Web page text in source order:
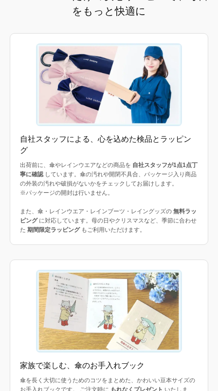
をもっと快適に
自社スタッフによる、心を込めた検品とラッピン
グ
出荷前に、傘やレインウエアなどの商品を 自社スタッフが1点1点丁
寧に確認しています。傘の汚れや開閉不具合、パッケージ入り商品
の外装の汚れや破損がないかをチェックしてお届けします。
※パッケージの開封は行いません。
また、傘・レインウエア・レインブーツ・レイングッズの 無料ラッ
ピングに対応しています。母の日やクリスマスなど、季節に合わせ
た 期間限定ラッピングもご利用いただけます。
家族で楽しむ、傘のお手入れブック
傘を長く大切に使うためのコツをまとめた、かわいい豆本サイズの
お手入れブックです。 ご注文時に もれなくプレゼント いたしま